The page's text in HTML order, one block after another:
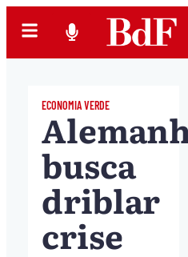
ECONOMIA VERDE
busca
driblar
crise